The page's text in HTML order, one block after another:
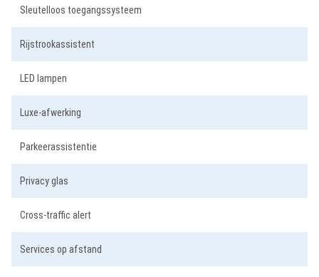
Sleutelloos toegangssysteem
Rijstrookassistent
LED lampen
Luxe-afwerking
Parkeerassistentie
Privacy glas
Cross-traffic alert
Services op afstand